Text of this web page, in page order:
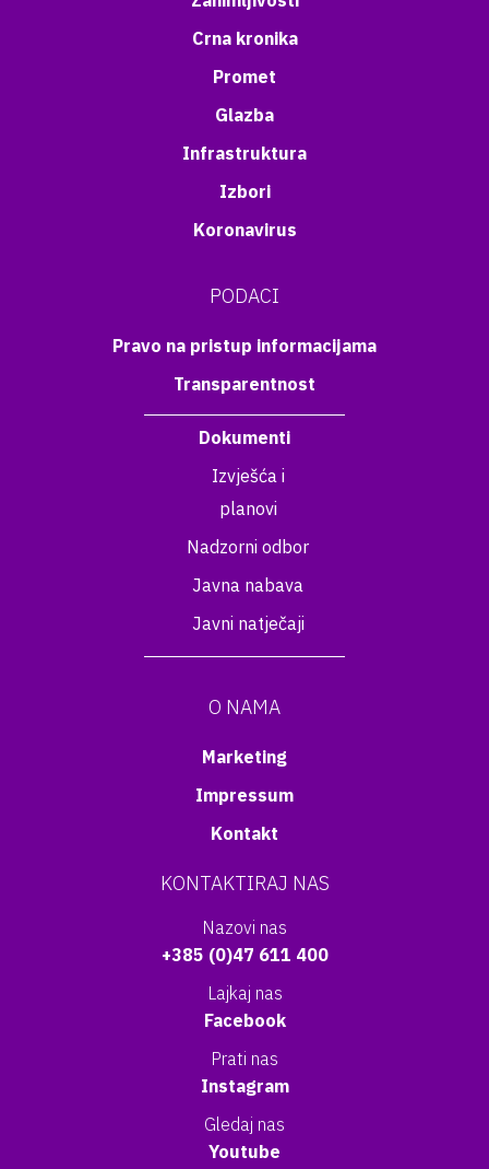
Crna kronika
Promet
Glazba
Infrastruktura
Izbori
Koronavirus
PODACI
Pravo na pristup informacijama
Transparentnost
Dokumenti
Izvješća i
planovi
Nadzorni odbor
Javna nabava
Javni natječaji
O NAMA
Marketing
Impressum
Kontakt
KONTAKTIRAJ NAS
Nazovi nas
+385 (0)47 611 400
Lajkaj nas
Facebook
Prati nas
Instagram
Gledaj nas
Youtube